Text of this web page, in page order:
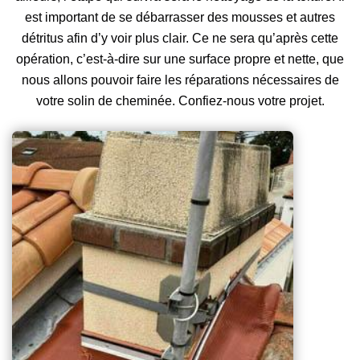
est important de se débarrasser des mousses et autres
détritus afin d’y voir plus clair. Ce ne sera qu’après cette
opération, c’est-à-dire sur une surface propre et nette, que
nous allons pouvoir faire les réparations nécessaires de
votre solin de cheminée. Confiez-nous votre projet.